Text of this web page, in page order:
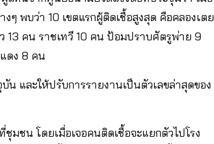
พบว่า 10 เขตแรกผู้ติดเชื้อสูงสุด คือคลองเตย
คน ราชเทวี 10 คน ป้อมปราบศัตรูพ่าย 9
ดง 8 คน
และให้ปรับการรายงานเป็นตัวเลขล่าสุดของ
มชน โดยเมื่อเจอคนติดเชื้อจะแยกตัวไปโรง